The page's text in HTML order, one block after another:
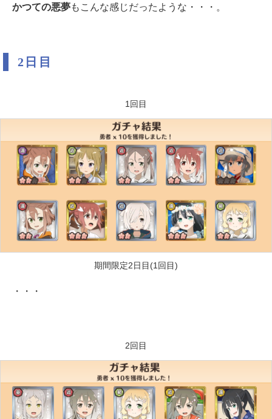
かつての悪夢もこんな感じだったような・・・。
2日目
1回目
期間限定2日目(1回目)
・・・
2回目